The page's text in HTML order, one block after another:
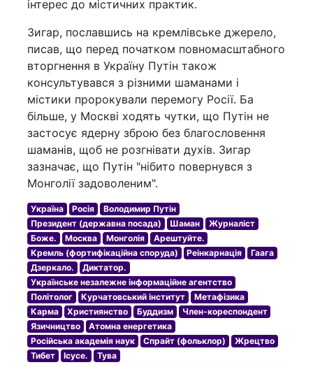
інтерес до містичних практик.
Зигар, пославшись на кремлівське джерело,
писав, що перед початком повномасштабного
вторгнення в Україну Путін також
консультувався з різними шаманами і
містики пророкували перемогу Росії. Ба
більше, у Москві ходять чутки, що Путін не
застосує ядерну зброю без благословення
шаманів, щоб не розгнівати духів. Зигар
зазначає, що Путін "нібито повернувся з
Монголії задоволеним".
Україна Росія
Володимир Путін
Президент (державна посада)
Шаман
Журналіст
Боже.
Москва Монголія
Арештуйте.
Кремль (фортифікаційна споруда)
Реінкарнація
Гаага
Дзеркало.
Диктатор.
Українське незалежне інформаційне агентство
Політолог
Курчатовський інститут
Метафізика
Карма
Християнство Буддизм
Член-кореспондент
Язичництво
Атомна енергетика
Російська академія наук
Спрайт (фольклор)
Жрецтво
Тибет
Ісусе. Тува